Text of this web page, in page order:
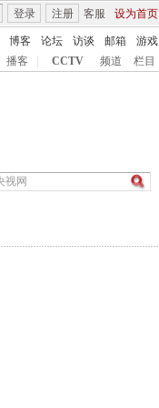
客服 设为首页
登录 注册
博客 论坛 访谈 邮箱
游戏
播客 CCTV 频道 栏目